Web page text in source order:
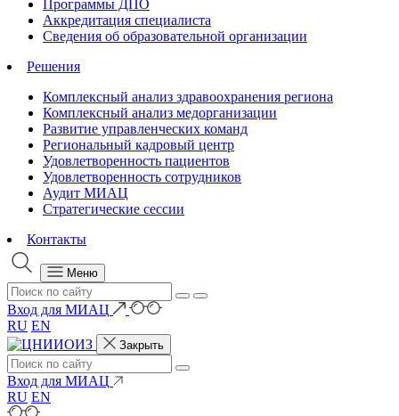
Программы ДПО
Аккредитация специалиста
Сведения об образовательной организации
Решения
Комплексный анализ здравоохранения региона
Комплексный анализ медорганизации
Развитие управленческих команд
Региональный кадровый центр
Удовлетворенность пациентов
Удовлетворенность сотрудников
Аудит МИАЦ
Стратегические сессии
Контакты
Меню
Вход для МИАЦ
RU EN
Закрыть
Вход для МИАЦ
RU EN